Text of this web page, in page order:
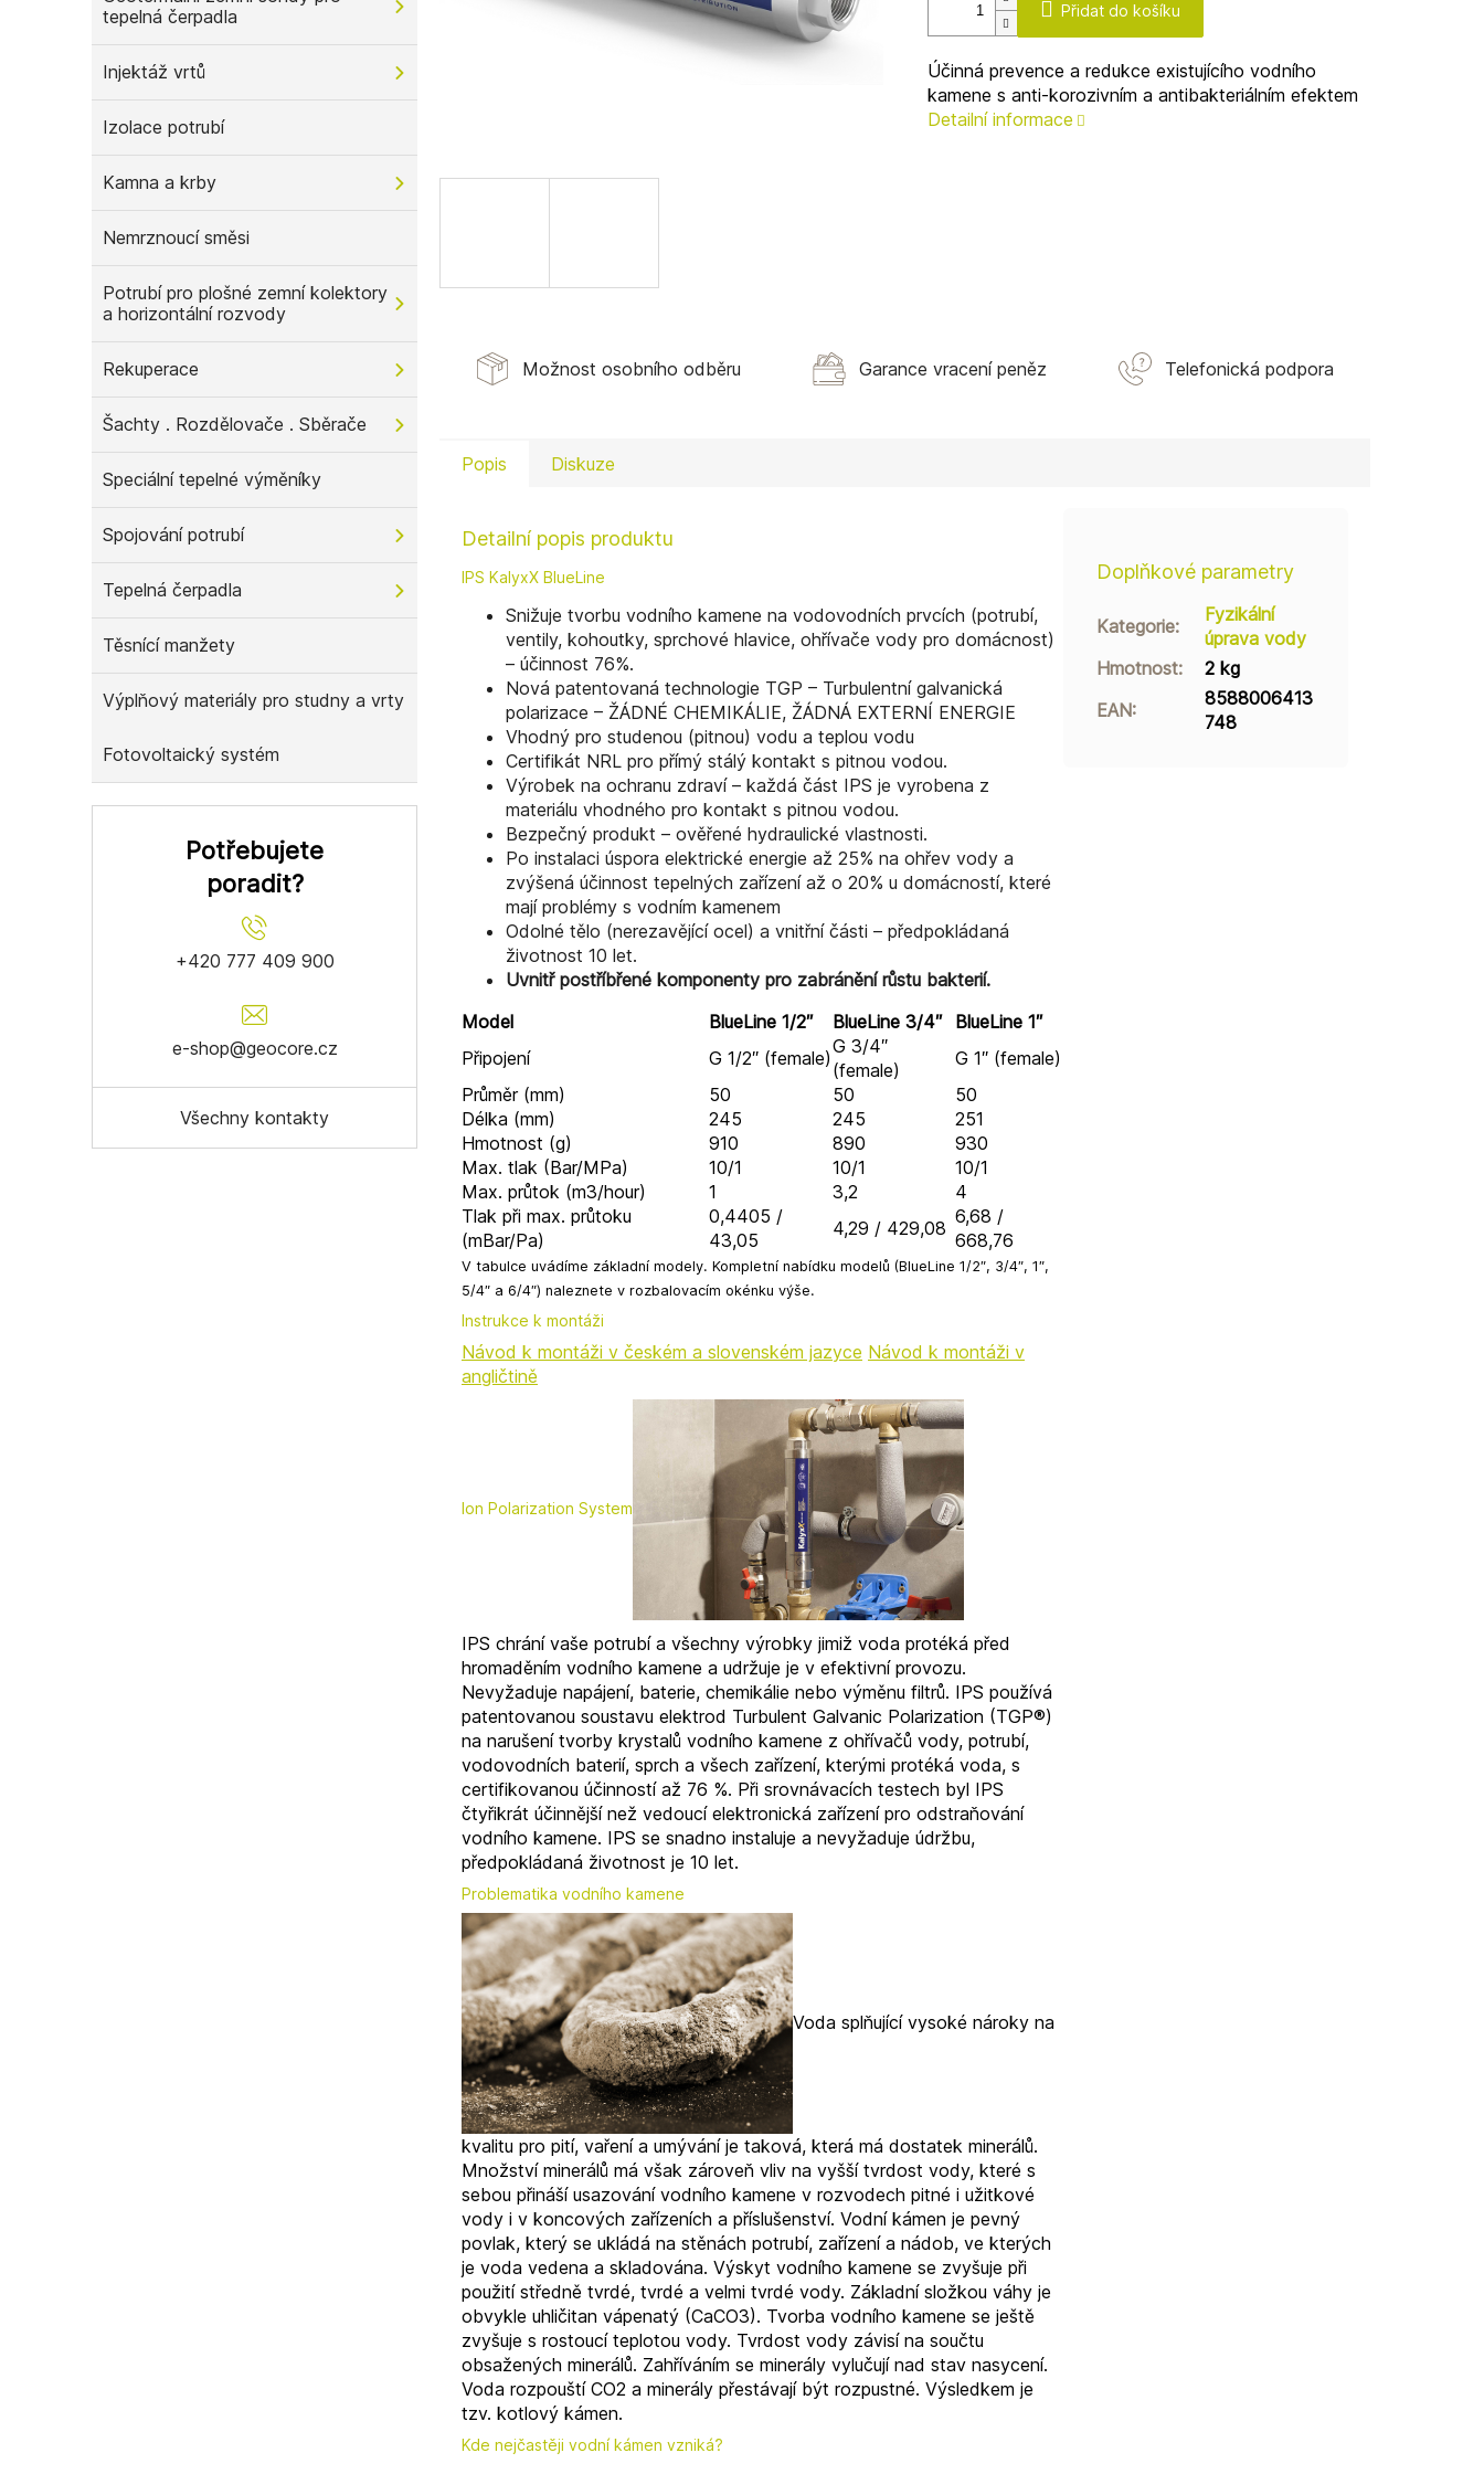
ntepelná čerpadla
Injektáž vrtů
Izolace potrubí
Kamna a krby
Nemrznoucí směsi
Potrubí pro plošné zemní kolektory
a horizontální rozvody
Rekuperace
Šachty . Rozdělovače . Sběrače
Speciální tepelné výměníky
Spojování potrubí
Tepelná čerpadla
Těsnící manžety
Výplňový materiály pro studny a vrty
Fotovoltaický systém
Potřebujete
poradit?
+420 777 409 900
e-shop@geocore.cz
Všechny kontakty
Přidat do košíku
Účinná prevence a redukce existujícího vodního
kamene s anti-korozivním a antibakteriálním efektem
Detailní informace
Možnost osobního odběru Garance vracení peněz Telefonická podpora
Popis Diskuze
Detailní popis produktu
IPS KalyxX BlueLine
Snižuje tvorbu vodního kamene na vodovodních prvcích (potrubí,
ventily, kohoutky, sprchové hlavice, ohřívače vody pro domácnost)
– účinnost 76%.
Nová patentovaná technologie TGP – Turbulentní galvanická
polarizace – ŽÁDNÉ CHEMIKÁLIE, ŽÁDNÁ EXTERNÍ ENERGIE
Vhodný pro studenou (pitnou) vodu a teplou vodu
Certifikát NRL pro přímý stálý kontakt s pitnou vodou.
Výrobek na ochranu zdraví – každá část IPS je vyrobena z
materiálu vhodného pro kontakt s pitnou vodou.
Bezpečný produkt – ověřené hydraulické vlastnosti.
Po instalaci úspora elektrické energie až 25% na ohřev vody a
zvýšená účinnost tepelných zařízení až o 20% u domácností, které
mají problémy s vodním kamenem
Odolné tělo (nerezavějící ocel) a vnitřní části – předpokládaná
životnost 10 let.
Uvnitř postříbřené komponenty pro zabránění růstu bakterií.
Model
BlueLine 1/2″ BlueLine 3/4″
BlueLine 1″
Připojení
G 1/2″ (female)
G 3/4″
(female)
G 1″ (female)
Průměr (mm)
50 50
50
Délka (mm)
245 245
251
Hmotnost (g)
910 890
930
Max. tlak (Bar/MPa)
10/1 10/1
10/1
Max. průtok (m3/hour)
1 3,2
4
Tlak při max. průtoku
(mBar/Pa)
0,4405 /
43,05
4,29 / 429,08
6,68 /
668,76
V tabulce uvádíme základní modely. Kompletní nabídku modelů (BlueLine 1/2″, 3/4″, 1″,
5/4″ a 6/4″) naleznete v rozbalovacím okénku výše.
Instrukce k montáži
Návod k montáži v českém a slovenském jazyce Návod k montáži v
angličtině
Ion Polarization System
IPS chrání vaše potrubí a všechny výrobky jimiž voda protéká před
hromaděním vodního kamene a udržuje je v efektivní provozu.
Nevyžaduje napájení, baterie, chemikálie nebo výměnu filtrů. IPS používá
patentovanou soustavu elektrod Turbulent Galvanic Polarization (TGP®)
na narušení tvorby krystalů vodního kamene z ohřívačů vody, potrubí,
vodovodních baterií, sprch a všech zařízení, kterými protéká voda, s
certifikovanou účinností až 76 %. Při srovnávacích testech byl IPS
čtyřikrát účinnější než vedoucí elektronická zařízení pro odstraňování
vodního kamene. IPS se snadno instaluje a nevyžaduje údržbu,
předpokládaná životnost je 10 let.
Problematika vodního kamene
Voda splňující vysoké nároky na
kvalitu pro pití, vaření a umývání je taková, která má dostatek minerálů.
Množství minerálů má však zároveň vliv na vyšší tvrdost vody, které s
sebou přináší usazování vodního kamene v rozvodech pitné i užitkové
vody i v koncových zařízeních a příslušenství. Vodní kámen je pevný
povlak, který se ukládá na stěnách potrubí, zařízení a nádob, ve kterých
je voda vedena a skladována. Výskyt vodního kamene se zvyšuje při
použití středně tvrdé, tvrdé a velmi tvrdé vody. Základní složkou váhy je
obvykle uhličitan vápenatý (CaCO3). Tvorba vodního kamene se ještě
zvyšuje s rostoucí teplotou vody. Tvrdost vody závisí na součtu
obsažených minerálů. Zahříváním se minerály vylučují nad stav nasycení.
Voda rozpouští CO2 a minerály přestávají být rozpustné. Výsledkem je
tzv. kotlový kámen.
Kde nejčastěji vodní kámen vzniká?
Doplňkové parametry
Kategorie:
Fyzikální
úprava vody
Hmotnost:
2 kg
EAN:
8588006413
748